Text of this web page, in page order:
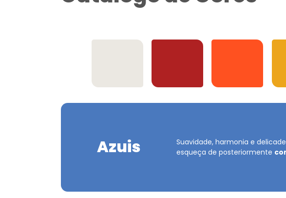
Vermelhos Laranjas
Azuis Suavidade, harmonia e
esqueça de posteriormente